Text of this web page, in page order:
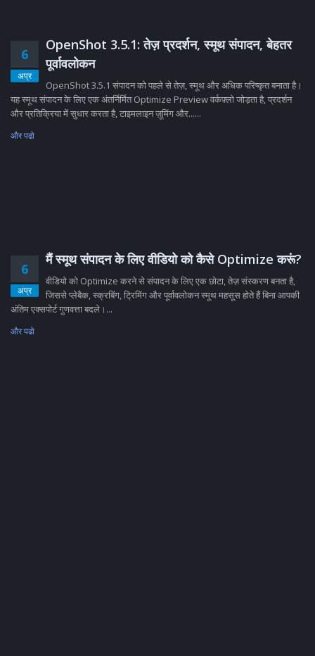
6
अप्र
OpenShot 3.5.1: तेज़ प्रदर्शन, स्मूथ संपादन, बेहतर
पूर्वावलोकन
OpenShot 3.5.1 संपादन को पहले से तेज़, स्मूथ और अधिक परिष्कृत बनाता है।
यह स्मूथ संपादन के लिए एक अंतर्निर्मित Optimize Preview वर्कफ़्लो जोड़ता है, प्रदर्शन
और प्रतिक्रिया में सुधार करता है, टाइमलाइन ज़ूमिंग और......
और पढो
6
अप्र
मैं स्मूथ संपादन के लिए वीडियो को कैसे Optimize करूं?
वीडियो को Optimize करने से संपादन के लिए एक छोटा, तेज़ संस्करण बनता है,
जिससे प्लेबैक, स्क्रबिंग, ट्रिमिंग और पूर्वावलोकन स्मूथ महसूस होते हैं बिना आपकी
अंतिम एक्सपोर्ट गुणवत्ता बदले।...
और पढो